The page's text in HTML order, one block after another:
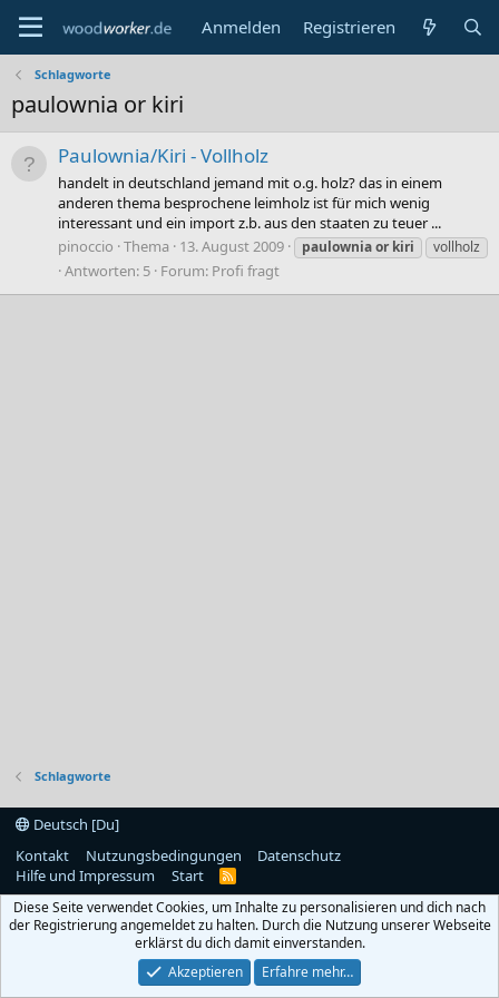
Anmelden Registrieren
Schlagworte
paulownia or kiri
Paulownia/Kiri - Vollholz
handelt in deutschland jemand mit o.g. holz? das in einem
anderen thema besprochene leimholz ist für mich wenig
interessant und ein import z.b. aus den staaten zu teuer ...
pinoccio Thema 13. August 2009 paulowniaor kiri vollholz
Antworten: 5 Forum: Profi fragt
Schlagworte
Deutsch [Du]
Kontakt
Nutzungsbedingungen
Datenschutz
Hilfe und Impressum
Start
R
S
Diese Seite verwendet Cookies, um Inhalte zu personalisieren und dich nach
der Registrierung angemeldet zu halten. Durch die Nutzung unserer Webseite
erklärst du dich damit einverstanden.
Akzeptieren
Erfahre mehr…